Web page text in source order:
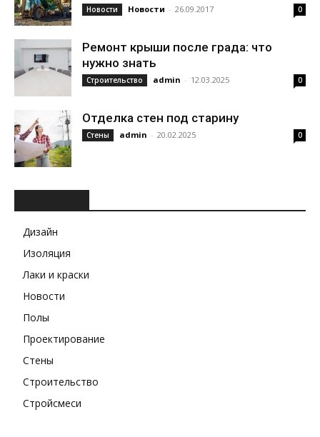
Новости Новости - 26.09.2017 0
Ремонт крыши после града: что
нужно знать
Строительство admin - 12.03.2025 0
Отделка стен под старину
Стены admin - 20.02.2025 0
Дизайн
Изоляция
Лаки и краски
Новости
Полы
Проектирование
Стены
Строительство
Стройсмеси